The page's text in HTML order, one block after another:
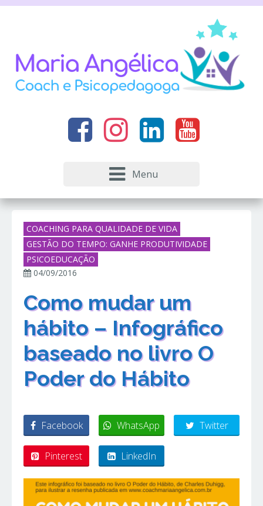
Menu
COACHING PARA QUALIDADE DE VIDA
GESTÃO DO TEMPO: GANHE PRODUTIVIDADE
PSICOEDUCAÇÃO
04/09/2016
Como mudar um
hábito – Infográfico
baseado no livro O
Poder do Hábito
Facebook WhatsApp Twitter
Pinterest LinkedIn